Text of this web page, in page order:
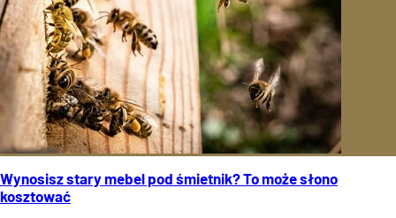
Wynosisz stary mebel pod śmietnik? To może słono
kosztować